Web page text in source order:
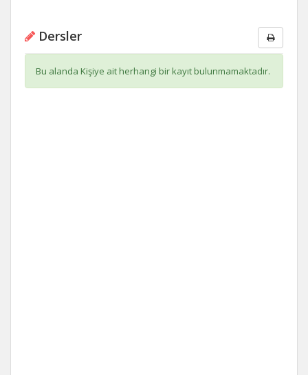
Dersler
Bu alanda Kişiye ait herhangi bir kayıt bulunmamaktadır.